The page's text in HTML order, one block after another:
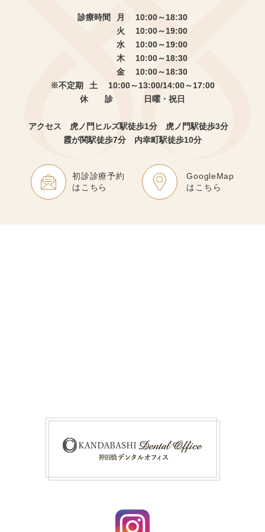
診療時間
月 10:00～18:30
火 10:00～19:00
水 10:00～19:00
木 10:00～18:30
金 10:00～18:30
※不定期
土 10:00～13:00/14:00～17:00
休 診
日曜・祝日
アクセス 虎ノ門ヒルズ駅徒歩1分
虎ノ門駅徒歩3分
霞が関駅徒歩7分 内幸町駅徒歩10分
初診診療予約
はこちら
GoogleMap
はこちら